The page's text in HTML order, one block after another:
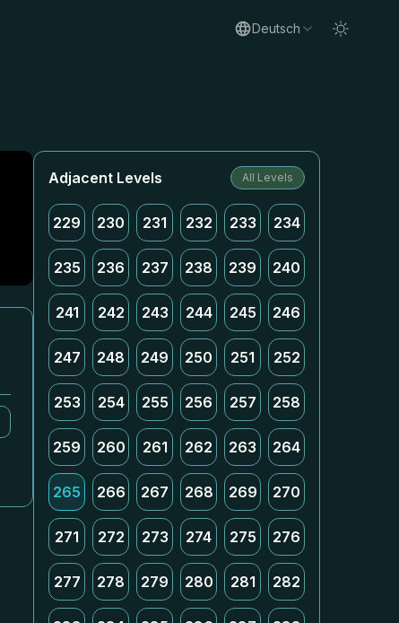
Deutsch
Adjacent Levels All Levels
229 230 231 232 233 234
235 236 237 238 239 240
241 242 243 244 245 246
247 248 249 250 251 252
253 254 255 256 257 258
259 260 261 262 263 264
265 266 267 268 269 270
271 272 273 274 275 276
277 278 279 280 281 282